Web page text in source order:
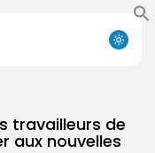
travailleurs de
aux nouvelles